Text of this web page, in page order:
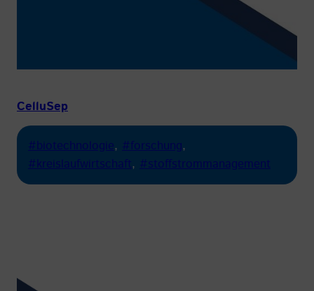
CelluSep
#biotechnologie, #forschung
#kreislaufwirtschaft, #stoffstrommanagement